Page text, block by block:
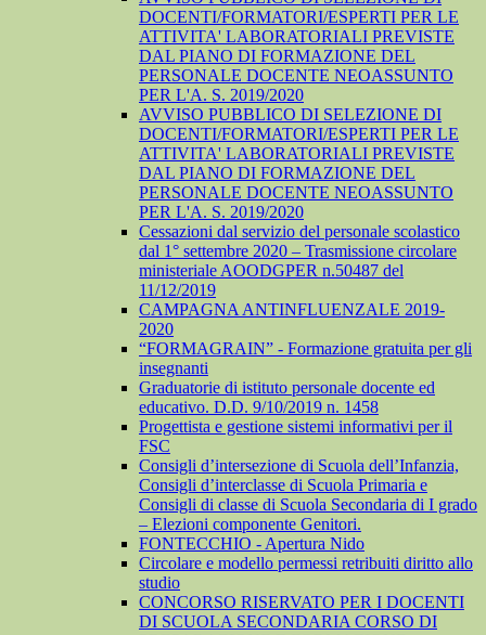
DOCENTI/FORMATORI/ESPERTI PER LE
ATTIVITA' LABORATORIALI PREVISTE
DAL PIANO DI FORMAZIONE DEL
PERSONALE DOCENTE NEOASSUNTO
PER L'A. S. 2019/2020
AVVISO PUBBLICO DI SELEZIONE DI
DOCENTI/FORMATORI/ESPERTI PER LE
ATTIVITA' LABORATORIALI PREVISTE
DAL PIANO DI FORMAZIONE DEL
PERSONALE DOCENTE NEOASSUNTO
PER L'A. S. 2019/2020
Cessazioni dal servizio del personale scolastico
dal 1° settembre 2020 – Trasmissione circolare
ministeriale AOODGPER n.50487 del
11/12/2019
CAMPAGNA ANTINFLUENZALE 2019-
2020
“FORMAGRAIN” - Formazione gratuita per gli
insegnanti
Graduatorie di istituto personale docente ed
educativo. D.D. 9/10/2019 n. 1458
Progettista e gestione sistemi informativi per il
FSC
Consigli d’intersezione di Scuola dell’Infanzia,
Consigli d’interclasse di Scuola Primaria e
Consigli di classe di Scuola Secondaria di I grado
– Elezioni componente Genitori.
FONTECCHIO - Apertura Nido
Circolare e modello permessi retribuiti diritto allo
studio
CONCORSO RISERVATO PER I DOCENTI
DI SCUOLA SECONDARIA CORSO DI